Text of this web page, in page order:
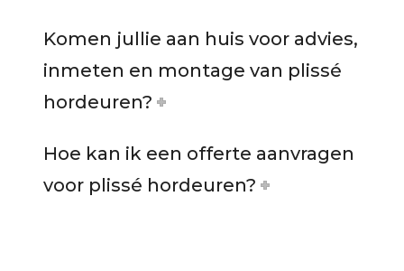
Komen jullie aan huis voor advies,
inmeten en montage van plissé
hordeuren?
Hoe kan ik een offerte aanvragen
voor plissé hordeuren?